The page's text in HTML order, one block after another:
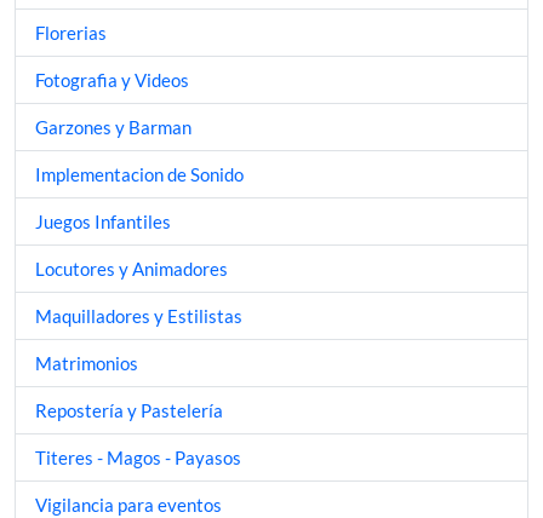
Florerias
Fotografia y Videos
Garzones y Barman
Implementacion de Sonido
Juegos Infantiles
Locutores y Animadores
Maquilladores y Estilistas
Matrimonios
Repostería y Pastelería
Titeres - Magos - Payasos
Vigilancia para eventos